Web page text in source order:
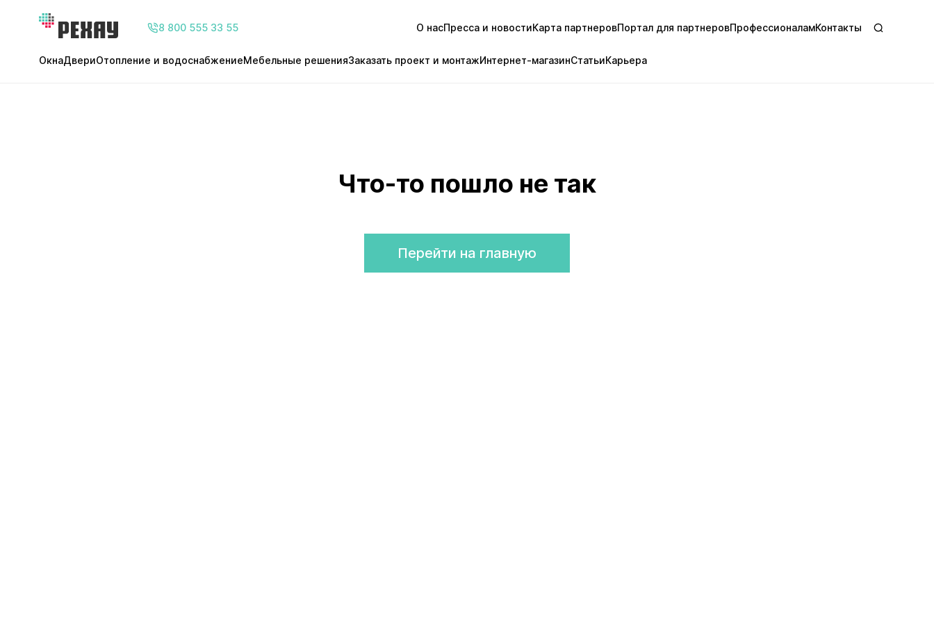
8 800 555 33 55 О насПресса и новостиКарта партнеровПортал для партнеровПрофессионаламКонтакты
ОкнаДвериОтопление и водоснабжениеМебельные решенияЗаказать проект и монтажИнтернет-магазинСтатьиКарьера
Что-то пошло не так
Перейти на главную